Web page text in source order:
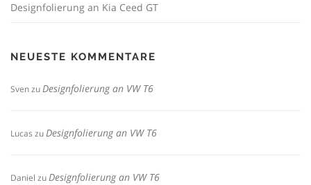
Designfolierung an Kia Ceed GT
NEUESTE KOMMENTARE
SvenzuDesignfolierung an VW T6
Lucas zuDesignfolierung an VW T6
Daniel zuDesignfolierung an VW T6